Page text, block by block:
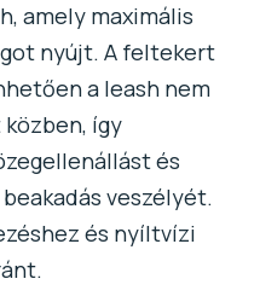
amely maximális
nyújt. A feltekert
a leash nem
így
és
veszélyét.
és nyíltvízi